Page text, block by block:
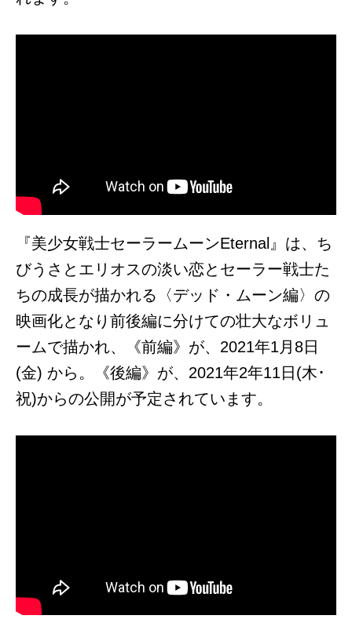
『美­少女戦士セーラームーンEternal』は、ち
びうさとエリオスの淡い恋とセーラー戦士た
ちの成長が描かれる〈デッド・ムーン編〉の
映画化となり前後編に分けての壮大なボリュ
ームで描かれ、《前編》が、2021年1月8日
(金) から。《後編》が、2021年2年11日(木･
祝)からの公開が予定されています。